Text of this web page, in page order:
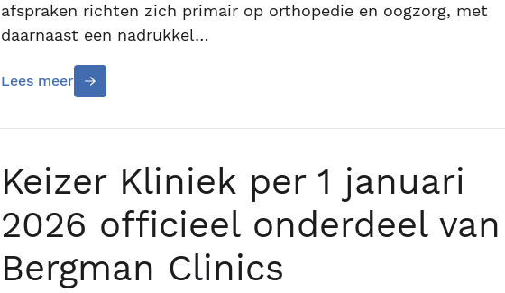
afspraken richten zich primair op orthopedie en oogzorg, met
daarnaast een nadrukkel…
Lees meer
Keizer Kliniek per 1 januari
2026 officieel onderdeel van
Bergman Clinics